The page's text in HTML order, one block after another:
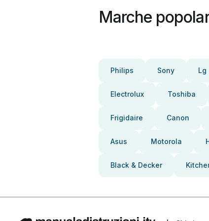
Marche
Philips Sony Lg
Electrolux Toshiba
Frigidaire Canon
Asus Motorola
Black & Decker